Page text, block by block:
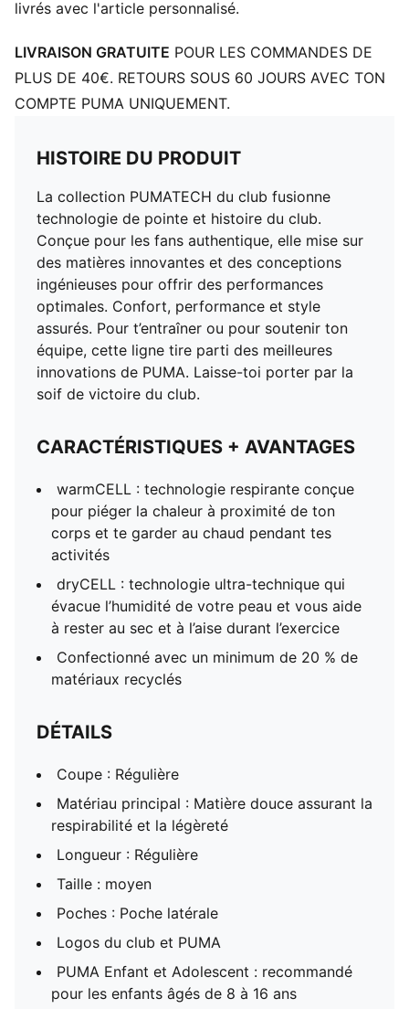
Poches : Poche latérale
PUMA Enfant et Adolescent : recommandé pour les
enfants âgés de 8 à 16 ans
livrés avec l'article personnalisé.
LIVRAISON GRATUITE POUR LES COMMANDES DE
PLUS DE 40€. RETOURS SOUS 60 JOURS AVEC TON
COMPTE PUMA UNIQUEMENT.
HISTOIRE DU PRODUIT
La collection PUMATECH du club fusionne
technologie de pointe et histoire du club.
Conçue pour les fans authentique, elle mise sur
des matières innovantes et des conceptions
ingénieuses pour offrir des performances
optimales. Confort, performance et style
assurés. Pour t’entraîner ou pour soutenir ton
équipe, cette ligne tire parti des meilleures
innovations de PUMA. Laisse-toi porter par la
soif de victoire du club.
CARACTÉRISTIQUES + AVANTAGES
warmCELL : technologie respirante conçue
pour piéger la chaleur à proximité de ton
corps et te garder au chaud pendant tes
activités
dryCELL : technologie ultra-technique qui
évacue l’humidité de votre peau et vous aide
à rester au sec et à l’aise durant l’exercice
Confectionné avec un minimum de 20 % de
matériaux recyclés
DÉTAILS
Coupe : Régulière
Matériau principal : Matière douce assurant la
respirabilité et la légèreté
Longueur : Régulière
Taille : moyen
Poches : Poche latérale
Logos du club et PUMA
PUMA Enfant et Adolescent : recommandé
pour les enfants âgés de 8 à 16 ans